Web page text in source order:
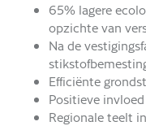
65% lagere
opzichte van
Na de
Efficiënte
Positieve
Regionale teelt